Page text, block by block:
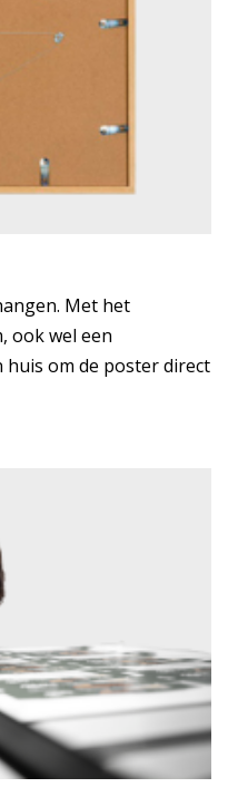
Met het
ook wel een
huis om de poster direct